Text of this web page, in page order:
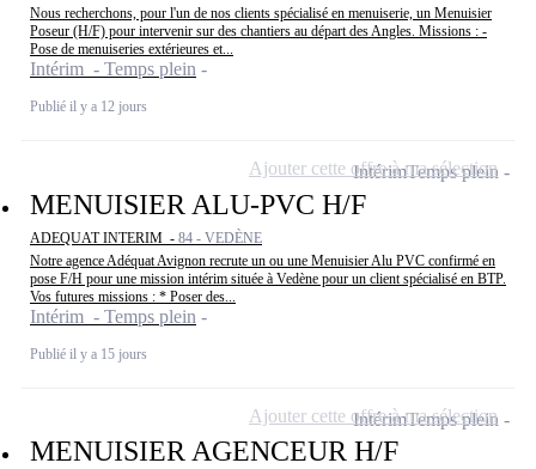
Nous recherchons, pour l'un de nos clients spécialisé en menuiserie, un Menuisier
Poseur (H/F) pour intervenir sur des chantiers au départ des Angles. Missions : -
Pose de menuiseries extérieures et...
Intérim - Temps plein
Publié il y a 12 jours
MENUISIER ALU-PVC H/F
ADEQUAT INTERIM - 84 - VEDÈNE
Notre agence Adéquat Avignon recrute un ou une Menuisier Alu PVC confirmé en
pose F/H pour une mission intérim située à Vedène pour un client spécialisé en BTP.
Vos futures missions : * Poser des...
Intérim - Temps plein
Publié il y a 15 jours
IntérimTemps plein
Ajouter cette offre à ma sélection
MENUISIER AGENCEUR H/F
IntérimTemps plein
Ajouter cette offre à ma sélection